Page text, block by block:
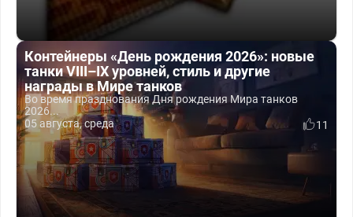
Контейнеры «День рождения 2026»: новые
танки VIII–IX уровней, стиль и другие
награды в Мире танков
Во время празднования Дня рождения Мира танков
2026...
05 августа, среда
11